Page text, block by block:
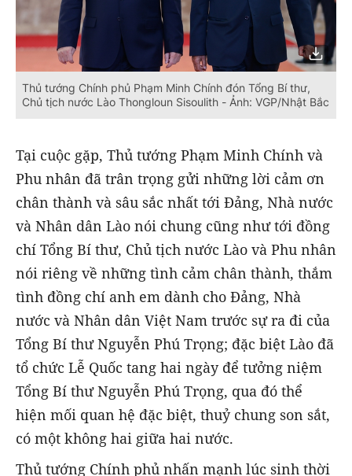
Thủ tướng Chính phủ Phạm Minh Chính đón Tổng Bí thư,
Chủ tịch nước Lào Thongloun Sisoulith - Ảnh: VGP/Nhật Bắc
Tại cuộc gặp, Thủ tướng Phạm Minh Chính và
Phu nhân đã trân trọng gửi những lời cảm ơn
chân thành và sâu sắc nhất tới Đảng, Nhà nước
và Nhân dân Lào nói chung cũng như tới đồng
chí Tổng Bí thư, Chủ tịch nước Lào và Phu nhân
nói riêng về những tình cảm chân thành, thắm
tình đồng chí anh em dành cho Đảng, Nhà
nước và Nhân dân Việt Nam trước sự ra đi của
Tổng Bí thư Nguyễn Phú Trọng; đặc biệt Lào đã
tổ chức Lễ Quốc tang hai ngày để tưởng niệm
Tổng Bí thư Nguyễn Phú Trọng, qua đó thể
hiện mối quan hệ đặc biệt, thuỷ chung son sắt,
có một không hai giữa hai nước.
Thủ tướng Chính phủ nhấn mạnh lúc sinh thời